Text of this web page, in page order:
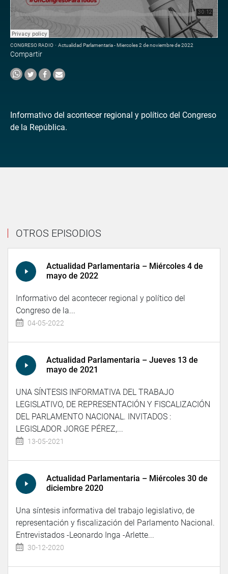
CONGRESO RADIO · Actualidad Parlamentaria - Miercoles 2 de noviembre de 2022
Compartir
Informativo del acontecer regional y político del Congreso
de la República.
OTROS EPISODIOS
Actualidad Parlamentaria – Miércoles 4 de
mayo de 2022
Informativo del acontecer regional y político del
Congreso de la...
04-05-2022
Actualidad Parlamentaria – Jueves 13 de
mayo de 2021
UNA SÍNTESIS INFORMATIVA DEL TRABAJO
LEGISLATIVO, DE REPRESENTACIÓN Y FISCALIZACIÓN
DEL PARLAMENTO NACIONAL. INVITADOS :
LEGISLADOR JORGE PÉREZ,...
13-05-2021
Actualidad Parlamentaria – Miércoles 30 de
diciembre 2020
Una síntesis informativa del trabajo legislativo, de
representación y fiscalización del Parlamento Nacional.
Entrevistados -Leonardo Inga -Arlette...
30-12-2020